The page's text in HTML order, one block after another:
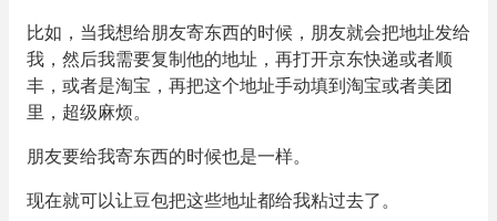
比如，当我想给朋友寄东西的时候，朋友就会把地址发给
我，然后我需要复制他的地址，再打开京东快递或者顺
丰，或者是淘宝，再把这个地址手动填到淘宝或者美团
里，超级麻烦。
朋友要给我寄东西的时候也是一样。
现在就可以让豆包把这些地址都给我粘过去了。